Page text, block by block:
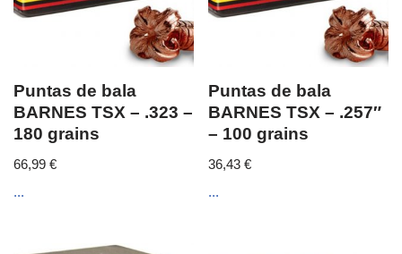
Puntas de bala
BARNES TSX – .323 –
180 grains
66,99 €
...
Puntas de bala
BARNES TSX – .257″
– 100 grains
36,43€
...